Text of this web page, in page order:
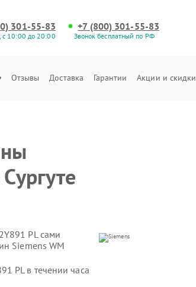
301-55-83
с 10:00 до 20:00
+7 (800) 301-55-83
Звонок бесплатный по РФ
Отзывы Доставка Гарантии Акции и скидки
PL сами
Siemens WM
PL в течении часа